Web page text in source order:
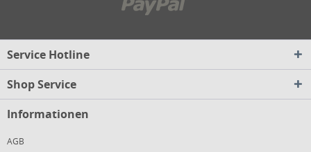
Service Hotline
Shop Service
Informationen
AGB